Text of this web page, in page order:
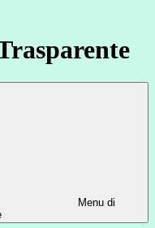
Menu di